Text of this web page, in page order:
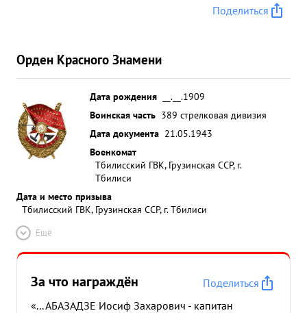
Поделиться
Орден Красного Знамени
Дата рождения
__.__.1909
Воинская часть 389 стрелковая дивизия
Дата документа 21.05.1943
Военкомат
Тбилисский ГВК, Грузинская ССР, г.
Тбилиси
Дата и место призыва
Тбилисский ГВК, Грузинская ССР, г. Тбилиси
Ещё
За что награждён
Поделиться
«... АБАЗАДЗЕ Иосиф Захарович - капитан